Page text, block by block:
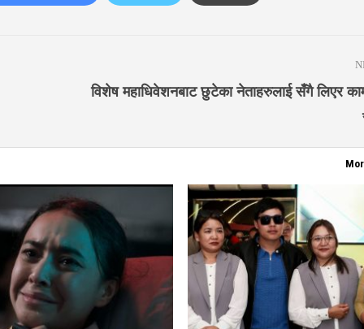
विशेष महाधिवेशनबाट छुटेका नेताहरुलाई सँगै लिएर